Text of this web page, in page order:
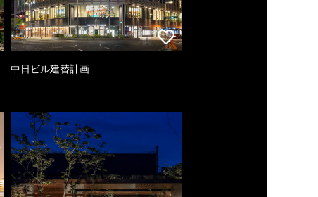
中日ビル建替計画